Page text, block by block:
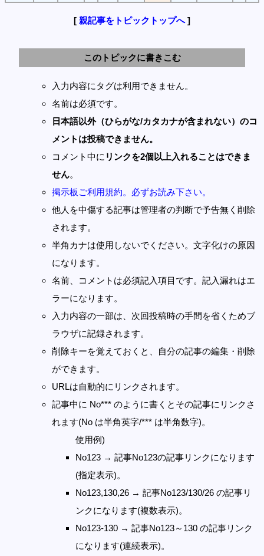
[ 親記事をトピックトップへ]
このトピックに書きこむ
入力内容にタグは利用できません。
名前は必須です。
日本語以外（ひらがな/カタカナが含まれない）のコ
メントは投稿できません。
コメント中に リンクを2個以上入れることはできま
せん。
掲示板ご利用規約。必ずお読み下さい。
他人を中傷する記事は管理者の判断で予告無く削除
されます。
半角カナは使用しないでください。文字化けの原因
になります。
名前、コメントは必須記入項目です。記入漏れはエ
ラーになります。
入力内容の一部は、次回投稿時の手間を省くためブ
ラウザに記録されます。
削除キーを覚えておくと、自分の記事の編集・削除
ができます。
URLは自動的にリンクされます。
記事中に No*** のように書くとその記事にリンクさ
れます(No は半角英字/*** は半角数字)。
使用例)
No123 → 記事No123の記事リンクになります
(指定表示)。
No123,130,26 → 記事No123/130/26 の記事リ
ンクになります(複数表示)。
No123-130 → 記事No123～130 の記事リンク
になります(連続表示)。